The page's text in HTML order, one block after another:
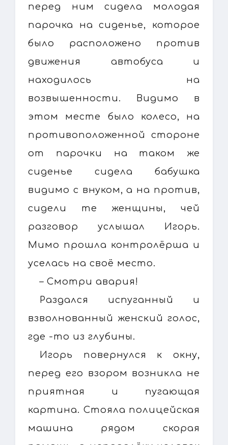
перед ним сидела молодая
парочка на сиденье, которое
было расположено против
движения автобуса и
находилось на
возвышенности. Видимо в
этом месте было колесо, на
противоположенной стороне
от парочки на таком же
сиденье сидела бабушка
видимо с внуком, а на против,
сидели те женщины, чей
разговор услышал Игорь.
Мимо прошла контролёрша и
уселась на своё место.
– Смотри авария!
Раздался испуганный и
взволнованный женский голос,
где -то из глубины.
Игорь повернулся к окну,
перед его взором возникла не
приятная и пугающая
картина. Стояла полицейская
машина рядом скорая